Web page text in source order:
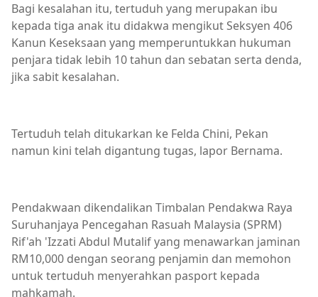
Bagi kesalahan itu, tertuduh yang merupakan ibu
kepada tiga anak itu didakwa mengikut Seksyen 406
Kanun Keseksaan yang memperuntukkan hukuman
penjara tidak lebih 10 tahun dan sebatan serta denda,
jika sabit kesalahan.
Tertuduh telah ditukarkan ke Felda Chini, Pekan
namun kini telah digantung tugas, lapor Bernama.
Pendakwaan dikendalikan Timbalan Pendakwa Raya
Suruhanjaya Pencegahan Rasuah Malaysia (SPRM)
Rif'ah 'Izzati Abdul Mutalif yang menawarkan jaminan
RM10,000 dengan seorang penjamin dan memohon
untuk tertuduh menyerahkan pasport kepada
mahkamah.